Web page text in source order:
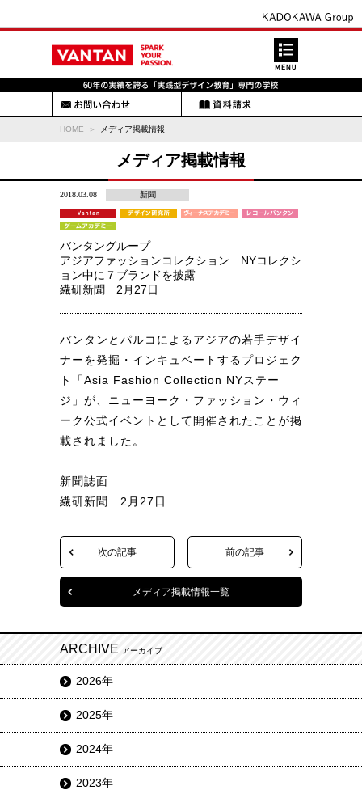
HOME メディア掲載情報
メディア掲載情報
2018.03.08 新聞
バンタングループ
アジアファッションコレクション NYコレクシ
ョン中に７ブランドを披露
繊研新聞 2月27日
バンタンとパルコによるアジアの若手デザイ
ナーを発掘・インキュベートするプロジェク
ト「Asia Fashion Collection NYステー
ジ」が、ニューヨーク・ファッション・ウィ
ーク公式イベントとして開催されたことが掲
載されました。
新聞誌面
繊研新聞 2月27日
次の記事 前の記事
メディア掲載情報一覧
ARCHIVE アーカイブ
2026年
2025年
2024年
2023年